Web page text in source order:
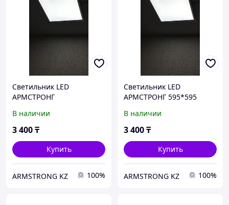
Светильник LED
АРМСТРОНГ
В наличии
3 400₸
Купить
ARMSTRONG KZ 100%
Светильник LED
АРМСТРОНГ 595*595
В наличии
3 400₸
Купить
ARMSTRONG KZ 100%